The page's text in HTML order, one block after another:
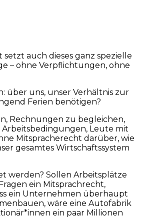
– ohne Verpflichtungen, ohne
über uns, unser Verhältnis zur
Ferien benötigen?
Rechnungen zu begleichen,
Leute mit
Mitspracherecht darüber, wie
gesamtes Wirtschaftssystem
werden? Sollen Arbeitsplätze
ein Mitsprachrecht,
ein Unternehmen überhaupt
wäre eine Autofabrik
ein paar Millionen